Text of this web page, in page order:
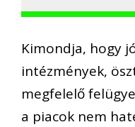
Kimondja, hogy
intézmények,
megfelelő
a piacok nem